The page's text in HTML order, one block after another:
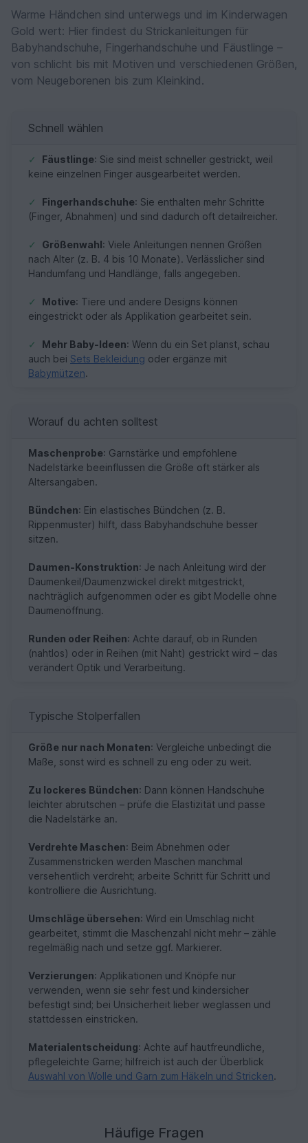
Warme Händchen sind unterwegs und im Kinderwagen
Gold wert: Hier findest du Strickanleitungen für
Babyhandschuhe, Fingerhandschuhe und Fäustlinge –
von schlicht bis mit Motiven und verschiedenen Größen,
vom Neugeborenen bis zum Kleinkind.
Schnell wählen
✓ Fäustlinge: Sie sind meist schneller gestrickt, weil
keine einzelnen Finger ausgearbeitet werden.
✓ Fingerhandschuhe: Sie enthalten mehr Schritte
(Finger, Abnahmen) und sind dadurch oft detailreicher.
✓ Größenwahl: Viele Anleitungen nennen Größen
nach Alter (z. B. 4 bis 10 Monate). Verlässlicher sind
Handumfang und Handlänge, falls angegeben.
✓ Motive: Tiere und andere Designs können
eingestrickt oder als Applikation gearbeitet sein.
✓ Mehr Baby-Ideen: Wenn du ein Set planst, schau
auch bei Sets Bekleidung oder ergänze mit
Babymützen.
Worauf du achten solltest
Maschenprobe: Garnstärke und empfohlene
Nadelstärke beeinflussen die Größe oft stärker als
Altersangaben.
Bündchen: Ein elastisches Bündchen (z. B.
Rippenmuster) hilft, dass Babyhandschuhe besser
sitzen.
Daumen-Konstruktion: Je nach Anleitung wird der
Daumenkeil/Daumenzwickel direkt mitgestrickt,
nachträglich aufgenommen oder es gibt Modelle ohne
Daumenöffnung.
Runden oder Reihen: Achte darauf, ob in Runden
(nahtlos) oder in Reihen (mit Naht) gestrickt wird – das
verändert Optik und Verarbeitung.
Typische Stolperfallen
Größe nur nach Monaten: Vergleiche unbedingt die
Maße, sonst wird es schnell zu eng oder zu weit.
Zu lockeres Bündchen: Dann können Handschuhe
leichter abrutschen – prüfe die Elastizität und passe
die Nadelstärke an.
Verdrehte Maschen: Beim Abnehmen oder
Zusammenstricken werden Maschen manchmal
versehentlich verdreht; arbeite Schritt für Schritt und
kontrolliere die Ausrichtung.
Umschläge übersehen: Wird ein Umschlag nicht
gearbeitet, stimmt die Maschenzahl nicht mehr – zähle
regelmäßig nach und setze ggf. Markierer.
Verzierungen: Applikationen und Knöpfe nur
verwenden, wenn sie sehr fest und kindersicher
befestigt sind; bei Unsicherheit lieber weglassen und
stattdessen einstricken.
Materialentscheidung: Achte auf hautfreundliche,
pflegeleichte Garne; hilfreich ist auch der Überblick
Auswahl von Wolle und Garn zum Häkeln und Stricken.
Häufige Fragen